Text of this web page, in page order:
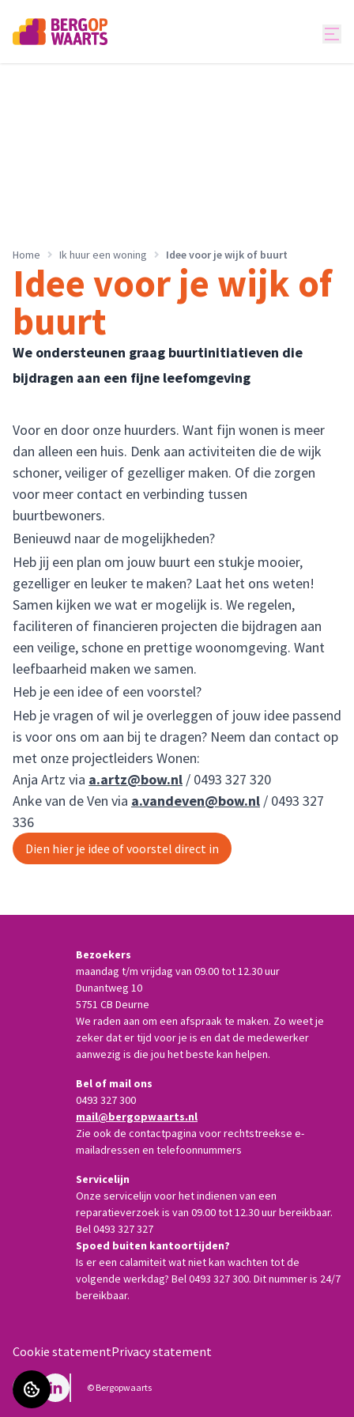
Home Ik huur een woning Idee voor je wijk of buurt
Idee voor je wijk of
buurt
We ondersteunen graag buurtinitiatieven die
bijdragen aan een fijne leefomgeving
Voor en door onze huurders. Want fijn wonen is meer
dan alleen een huis. Denk aan activiteiten die de wijk
schoner, veiliger of gezelliger maken. Of die zorgen
voor meer contact en verbinding tussen
buurtbewoners.
Benieuwd naar de mogelijkheden?
Heb jij een plan om jouw buurt een stukje mooier,
gezelliger en leuker te maken? Laat het ons weten!
Samen kijken we wat er mogelijk is. We regelen,
faciliteren of financieren projecten die bijdragen aan
een veilige, schone en prettige woonomgeving. Want
leefbaarheid maken we samen.
Heb je een idee of een voorstel?
Heb je vragen of wil je overleggen of jouw idee passend
is voor ons om aan bij te dragen? Neem dan contact op
met onze projectleiders Wonen:
Anja Artz via a.artz@bow.nl / 0493 327 320
Anke van de Ven via a.vandeven@bow.nl / 0493 327
336
Dien hier je idee of voorstel direct in
Bezoekers
maandag t/m vrijdag van 09.00 tot 12.30 uur
Dunantweg 10
5751 CB Deurne
We raden aan om een afspraak te maken. Zo weet je
zeker dat er tijd voor je is en dat de medewerker
aanwezig is die jou het beste kan helpen.
Bel of mail ons
0493 327 300
mail@bergopwaarts.nl
Zie ook de contactpagina voor rechtstreekse e-
mailadressen en telefoonnummers
Servicelijn
Onze servicelijn voor het indienen van een
reparatieverzoek is van 09.00 tot 12.30 uur bereikbaar.
Bel 0493 327 327
Spoed buiten kantoortijden?
Is er een calamiteit wat niet kan wachten tot de
volgende werkdag? Bel 0493 327 300. Dit nummer is 24/7
bereikbaar.
Cookie statementPrivacy statement
FacebookLinkedIn
© Bergopwaarts